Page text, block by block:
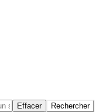
Effacer Rechercher